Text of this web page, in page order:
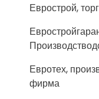
Еврострой,
Евротех,
фирма